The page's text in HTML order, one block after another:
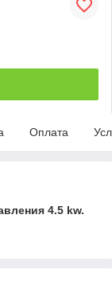
Оплата
4.5 kw.